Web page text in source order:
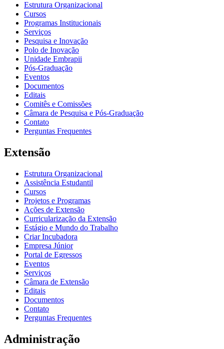
Estrutura Organizacional
Cursos
Programas Institucionais
Serviços
Pesquisa e Inovação
Polo de Inovação
Unidade Embrapii
Pós-Graduação
Eventos
Documentos
Editais
Comitês e Comissões
Câmara de Pesquisa e Pós-Graduação
Contato
Perguntas Frequentes
Extensão
Estrutura Organizacional
Assistência Estudantil
Cursos
Projetos e Programas
Ações de Extensão
Curricularização da Extensão
Estágio e Mundo do Trabalho
Criar Incubadora
Empresa Júnior
Portal de Egressos
Eventos
Serviços
Câmara de Extensão
Editais
Documentos
Contato
Perguntas Frequentes
Administração